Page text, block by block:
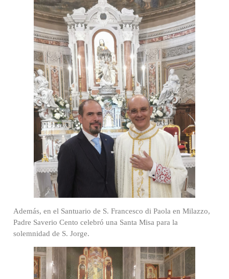
Además, en el Santuario de S. Francesco di Paola en Milazzo,
Padre Saverio Cento celebró una Santa Misa para la
solemnidad de S. Jorge.